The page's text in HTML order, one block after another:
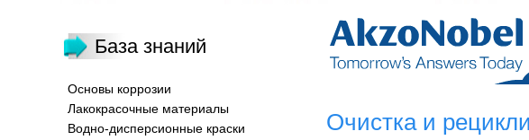
База знаний
Основы коррозии
Лакокрасочные материалы
Водно-дисперсионные краски
Очистка и